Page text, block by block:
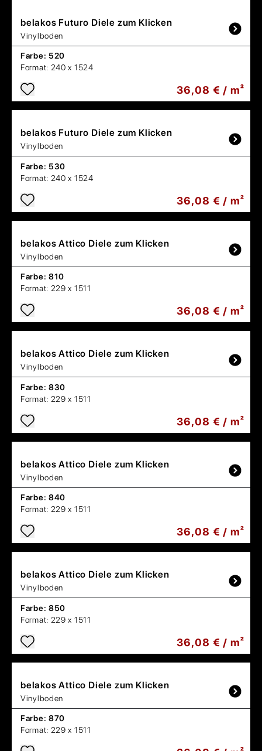
belakos Futuro Diele zum Klicken
Vinylboden
Farbe: 520
Format: 240 x 1524
36,08 € / m²
belakos Futuro Diele zum Klicken
Vinylboden
Farbe: 530
Format: 240 x 1524
36,08 € / m²
belakosAttico Diele zum Klicken
Vinylboden
Farbe: 810
Format: 229 x 1511
36,08 € / m²
belakosAttico Diele zum Klicken
Vinylboden
Farbe: 830
Format: 229 x 1511
36,08 € / m²
belakosAttico Diele zum Klicken
Vinylboden
Farbe: 840
Format: 229 x 1511
36,08 € / m²
belakosAttico Diele zum Klicken
Vinylboden
Farbe: 850
Format: 229 x 1511
36,08 € / m²
belakosAttico Diele zum Klicken
Vinylboden
Farbe: 870
Format: 229 x 1511